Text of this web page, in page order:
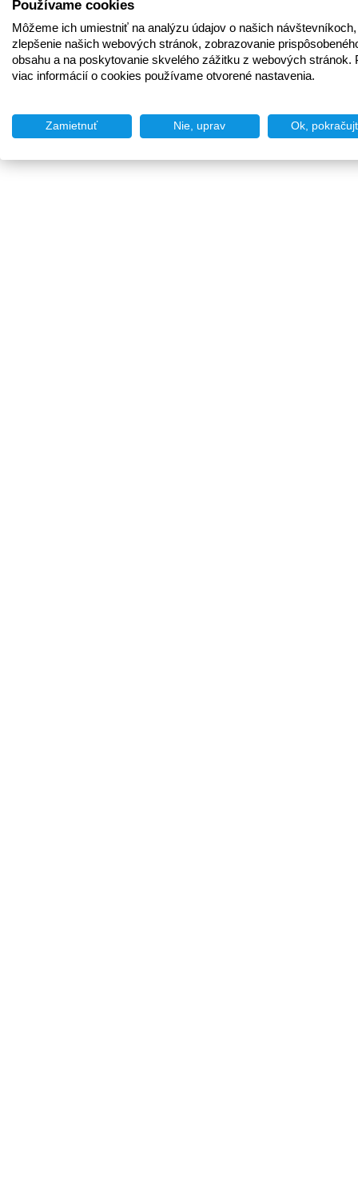
Používame cookies
Môžeme ich umiestniť na analýzu údajov o našich
zlepšenie našich webových stránok, zobrazovanie
obsahu a na poskytovanie skvelého zážitku z webových stránok.
viac informácií o cookies používame otvorené nastavenia.
Zamietnuť Nie, uprav Ok,